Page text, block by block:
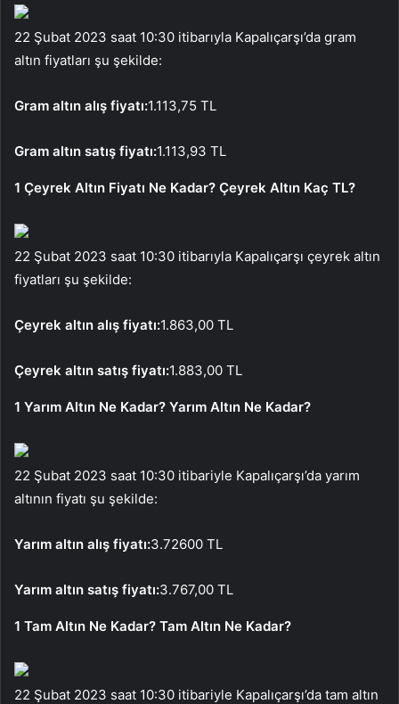
22 Şubat 2023 saat 10:30 itibarıyla Kapalıçarşı’da gram
altın fiyatları şu şekilde:
Gram altın alış fiyatı:1.113,75 TL
Gram altın satış fiyatı:1.113,93 TL
1 Çeyrek Altın Fiyatı Ne Kadar? Çeyrek Altın Kaç TL?
22 Şubat 2023 saat 10:30 itibarıyla Kapalıçarşı çeyrek altın
fiyatları şu şekilde:
Çeyrek altın alış fiyatı:1.863,00 TL
Çeyrek altın satış fiyatı:1.883,00 TL
1 Yarım Altın Ne Kadar? Yarım Altın Ne Kadar?
22 Şubat 2023 saat 10:30 itibariyle Kapalıçarşı’da yarım
altının fiyatı şu şekilde:
Yarım altın alış fiyatı:3.72600 TL
Yarım altın satış fiyatı:3.767,00 TL
1 Tam Altın Ne Kadar? Tam Altın Ne Kadar?
22 Şubat 2023 saat 10:30 itibariyle Kapalıçarşı’da tam altın